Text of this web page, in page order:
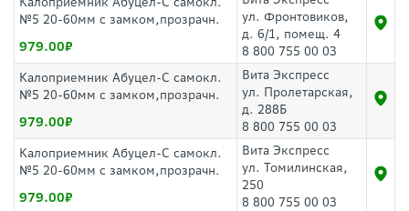
№5 20-60мм с замком,прозрачн.
979.00
ул. Фронтовиков,
д. 6/1, помещ. 4
8 800 755 00 03
Калоприемник Абуцел-С самокл.
№5 20-60мм с замком,прозрачн.
979.00
Вита Экспресс
ул. Пролетарская,
д. 288Б
8 800 755 00 03
Калоприемник Абуцел-С самокл.
№5 20-60мм с замком,прозрачн.
979.00
Вита Экспресс
ул. Томилинская,
250
8 800 755 00 03